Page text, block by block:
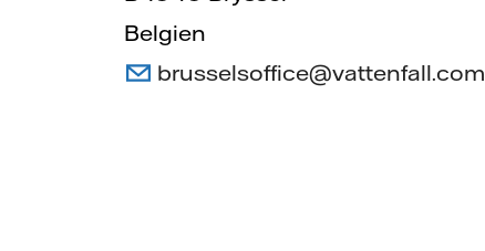
Belgien
brusselsoffice@vattenfall.com